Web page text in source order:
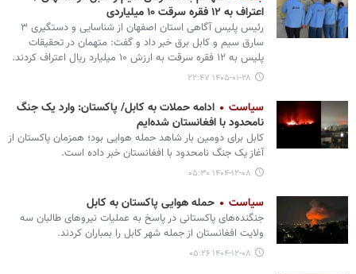
اعتراف به ۱۲ فقره سرقت ۱۰ میلیاردی
رئیس پلیس آگاهی استان اصفهان از شناسایی و دستگیری ۳
سارق سیم و کابل برق خبر داد و گفت: متهمان در تحقیقات
پلیس به ۱۲ فقره سرقت به ارزش ۱۰ میلیارد ریال اعتراف کردند.
۱۴۰۵-۰۱-۲۸ ۲۲:۴۷
سیاست
ادامه حملات به کابل/ پاکستان: وارد یک جنگ
نامحدود با افغانستان شده‌ایم
کابل برای دومین بار شاهد حمله هوایی بود؛ همزمان پاکستان از
آغاز یک جنگ نامحدود با افغانستان خبر داده است.
۱۴۰۴-۱۲-۰۸ ۰۵:۳۰
سیاست حمله هوایی پاکستان به کابل
جنگنده‌های پاکستانی در پاسخ به عملیات نیروهای طالبان سه
ولایت افغانستان از جمله شهر کابل را بمباران کردند.
۱۴۰۴-۱۲-۰۸ ۰۵:۲۶